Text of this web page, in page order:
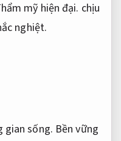
mỹ hiện đại. chịu
nghiệt.
gian sống. Bền vững